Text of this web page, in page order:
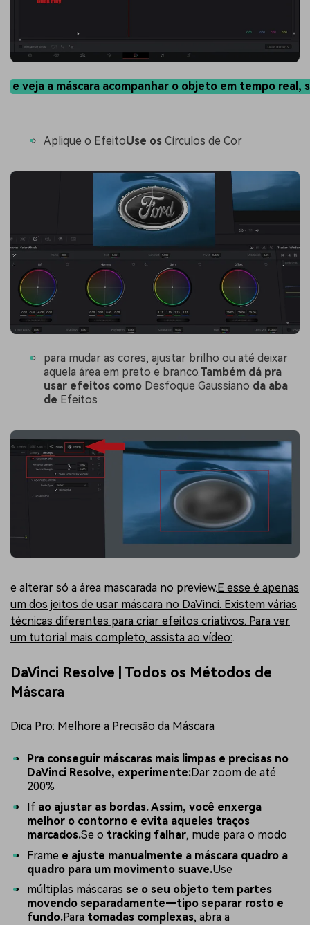
e veja a máscara acompanhar o objeto em tempo real,
Aplique o EfeitoUse os Círculos de Cor
para mudar as cores, ajustar brilho ou até deixar
aquela área em preto e branco.Também dá pra
usar efeitos como Desfoque Gaussiano da aba
de Efeitos
e alterar só a área mascarada no preview.E esse é apenas
um dos jeitos de usar máscara no DaVinci. Existem várias
técnicas diferentes para criar efeitos criativos. Para ver
um tutorial mais completo, assista ao vídeo:.
DaVinci Resolve | Todos os Métodos de
Máscara
Dica Pro: Melhore a Precisão da Máscara
Pra conseguir máscaras mais limpas e precisas no
DaVinci Resolve, experimente:Dar zoom de até
200%
If ao ajustar as bordas. Assim, você enxerga
melhor o contorno e evita aqueles traços
marcados.Se o tracking falhar, mude para o modo
Frame e ajuste manualmente a máscara quadro a
quadro para um movimento suave.Use
múltiplas máscaras se o seu objeto tem partes
movendo separadamente—tipo separar rosto e
fundo.Para tomadas complexas, abra a